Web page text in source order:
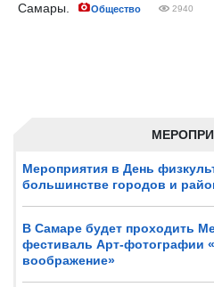
Мероприятия в День
большинстве городов и
В Самаре будет проходить
фестиваль Арт-фотографии
воображение»
Самары.
Общество 2940